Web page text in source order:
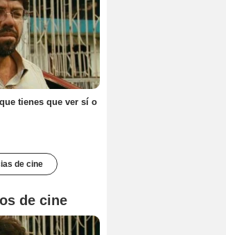
tienes que ver sí o
de cine
de cine